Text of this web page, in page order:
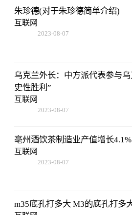
朱珍德(对于朱珍德简单介绍)
互联网
2023-08-07
乌克兰外长：中方派代表参与
史性胜利”
互联网
2023-08-07
亳州酒饮茶制造业产值增长4.1%
互联网
2023-08-07
m35底孔打多大 M3的底孔打多